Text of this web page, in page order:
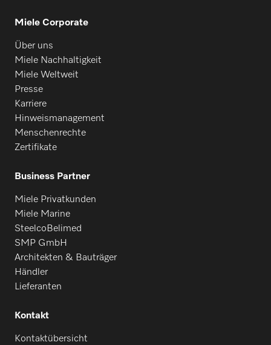
Miele Corporate
Über uns
Miele Nachhaltigkeit
Miele Weltweit
Presse
Karriere
Hinweismanagement
Menschenrechte
Zertifikate
Business Partner
Miele Privatkunden
Miele Marine
SteelcoBelimed
SMP GmbH
Architekten & Bauträger
Händler
Lieferanten
Kontakt
Kontaktübersicht